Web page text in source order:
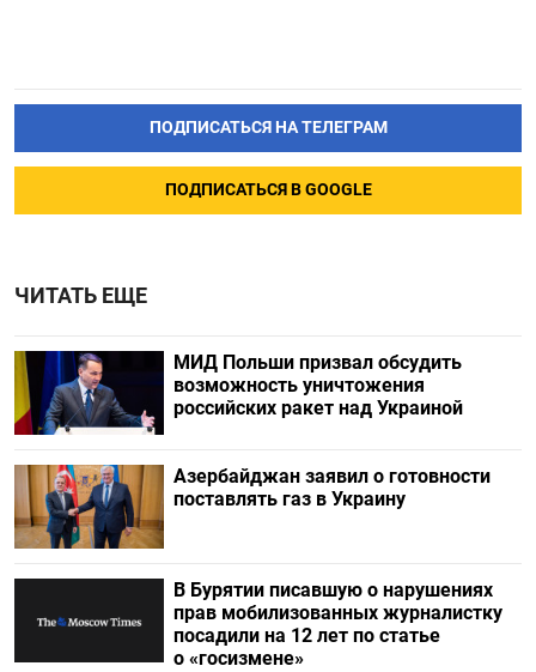
ПОДПИСАТЬСЯ НА ТЕЛЕГРАМ
ПОДПИСАТЬСЯ В GOOGLE
ЧИТАТЬ ЕЩЕ
МИД Польши призвал обсудить
возможность уничтожения
российских ракет над Украиной
Азербайджан заявил о готовности
поставлять газ в Украину
В Бурятии писавшую о нарушениях
прав мобилизованных журналистку
посадили на 12 лет по статье
о «госизмене»